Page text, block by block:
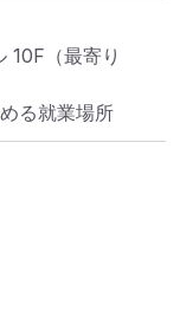
10F （最寄り
る就業場所